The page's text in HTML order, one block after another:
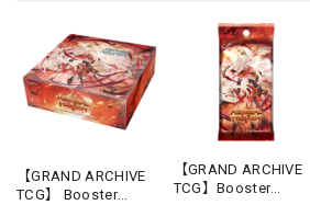
【GRAND ARCHIVE
TCG】 Booster
【GRAND ARCHIVE
TCG】Booster